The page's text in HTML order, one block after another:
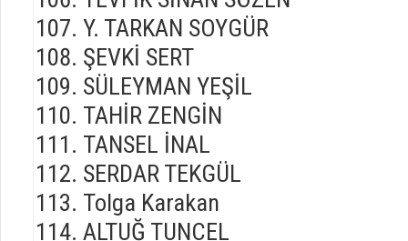
Y. TARKAN SOYGÜR
ŞEVKİ SERT
SÜLEYMAN YEŞİL
TAHİR ZENGİN
TANSEL İNAL
SERDAR TEKGÜL
Tolga Karakan
ALTUĞ TUNCEL